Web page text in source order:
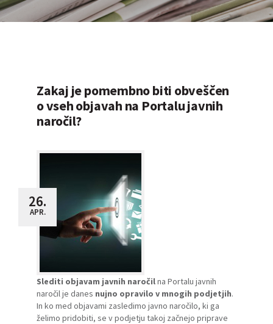
Zakaj je pomembno biti obveščen
o vseh objavah na Portalu javnih
naročil?
26.
APR.
Slediti objavam javnih naročilna Portalu javnih
naročil je danes nujno opravilo v mnogih podjetjih.
In ko med objavami zasledimo javno naročilo, ki ga
želimo pridobiti, se v podjetju takoj začnejo priprave